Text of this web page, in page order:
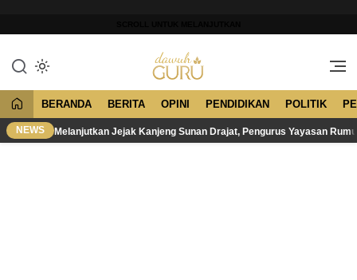
konten
Dawuh Guru
Merawat Tradisi, Membangun
BERANDA BERITA OPINI PENDIDIKAN POLITIK
NEWS Melanjutkan Jejak Kanjeng Sunan Drajat, Pengurus Yayasan